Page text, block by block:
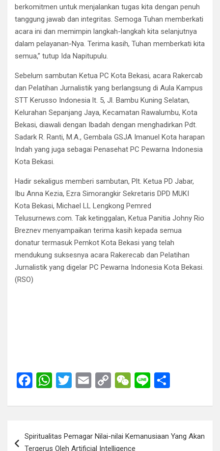
berkomitmen untuk menjalankan tugas kita dengan penuh
tanggung jawab dan integritas. Semoga Tuhan memberkati
acara ini dan memimpin langkah-langkah kita selanjutnya
dalam pelayanan-Nya. Terima kasih, Tuhan memberkati kita
semua,” tutup Ida Napitupulu.
Sebelum sambutan Ketua PC Kota Bekasi, acara Rakercab
dan Pelatihan Jurnalistik yang berlangsung di Aula Kampus
STT Kerusso Indonesia lt. 5, Jl. Bambu Kuning Selatan,
Kelurahan Sepanjang Jaya, Kecamatan Rawalumbu, Kota
Bekasi, diawali dengan Ibadah dengan menghadirkan Pdt.
Sadark R. Ranti, M.A., Gembala GSJA Imanuel Kota harapan
Indah yang juga sebagai Penasehat PC Pewarna Indonesia
Kota Bekasi.
Hadir sekaligus memberi sambutan, Plt. Ketua PD Jabar,
Ibu Anna Kezia, Ezra Simorangkir Sekretaris DPD MUKI
Kota Bekasi, Michael LL Lengkong Pemred
Telusurnews.com. Tak ketinggalan, Ketua Panitia Johny Rio
Breznev menyampaikan terima kasih kepada semua
donatur termasuk Pemkot Kota Bekasi yang telah
mendukung suksesnya acara Rakerecab dan Pelatihan
Jurnalistik yang digelar PC Pewarna Indonesia Kota Bekasi.
(RSO)
F
ce
o
W
at
A
T
tt
E
ail
C
py
n
W
C
at
Li
e
ar
navigation
Spiritualitas Pemagar Nilai-nilai Kemanusiaan Yang Akan
Tergerus Oleh Artificial Intelligence